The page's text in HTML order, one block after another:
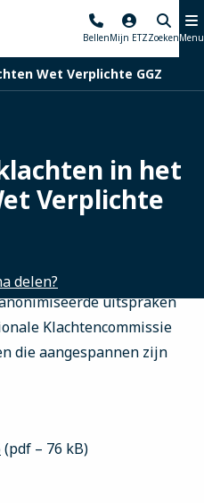
BellenMijn ETZZoekenMenu
Wet Verplichte GGZ
in het
Verplichte
delen?
uitspraken
Klachtencommissie
die aangespannen zijn
(pdf – 76 kB)